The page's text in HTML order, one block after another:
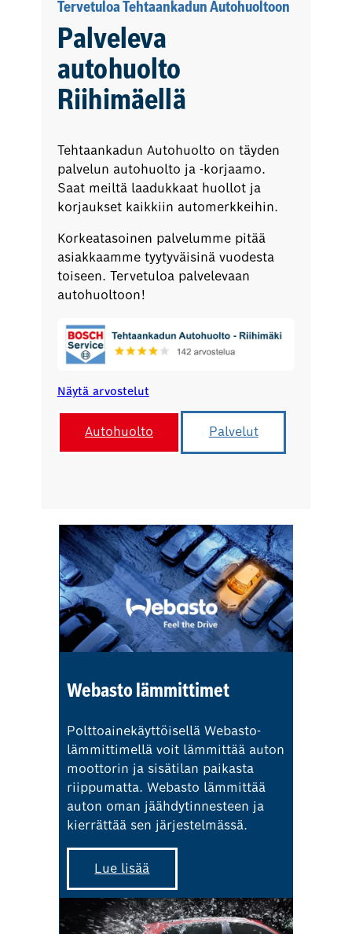
Tervetuloa Tehtaankadun Autohuoltoon
Palveleva
autohuolto
Riihimäellä
Tehtaankadun Autohuolto on täyden
palvelun autohuolto ja -korjaamo.
Saat meiltä laadukkaat huollot ja
korjaukset kaikkiin automerkkeihin.
Korkeatasoinen palvelumme pitää
asiakkaamme tyytyväisinä vuodesta
toiseen. Tervetuloa palvelevaan
autohuoltoon!
Näytä arvostelut
Autohuolto Palvelut
Webasto lämmittimet
Polttoainekäyttöisellä Webasto-
lämmittimellä voit lämmittää auton
moottorin ja sisätilan paikasta
riippumatta. Webasto lämmittää
auton oman jäähdytinnesteen ja
kierrättää sen järjestelmässä.
Lue lisää